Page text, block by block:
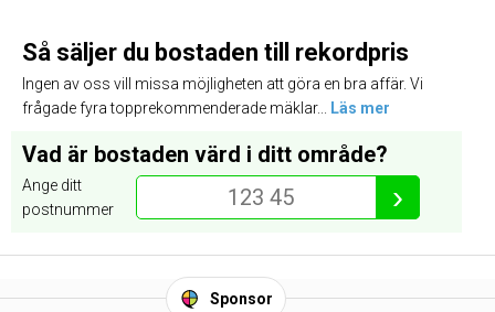
Så säljer du bostaden till rekordpris
Ingen av oss vill missa möjligheten att göra en bra affär. Vi
frågade fyra topprekommenderade mäklar...
Läs mer
Vad är bostaden värd i ditt område?
Ange ditt
postnummer
›
Sponsor